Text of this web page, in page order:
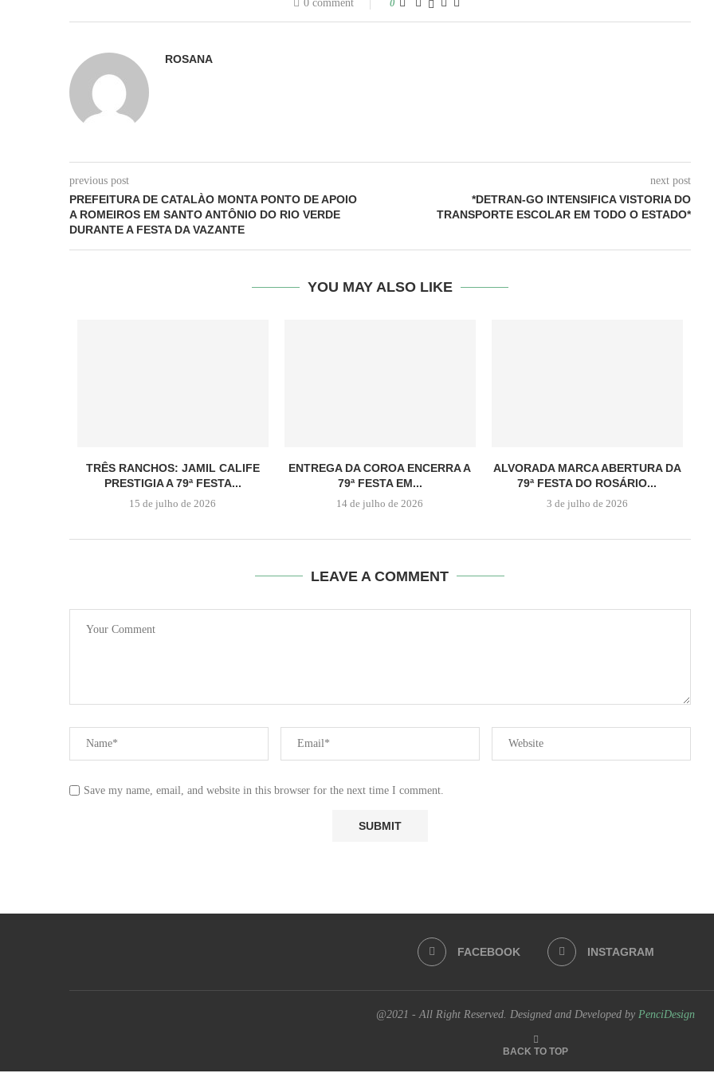
0 comment 0
ROSANA
previous post
PREFEITURA DE CATALÀO MONTA PONTO DE APOIO
A ROMEIROS EM SANTO ANTÔNIO DO RIO VERDE
DURANTE A FESTA DA VAZANTE
next post
*DETRAN-GO INTENSIFICA VISTORIA DO
TRANSPORTE ESCOLAR EM TODO O ESTADO*
YOU MAY ALSO LIKE
TRÊS RANCHOS: JAMIL CALIFE
PRESTIGIA A 79ª FESTA...
15 de julho de 2026
ENTREGA DA COROA ENCERRA A
79ª FESTA EM...
14 de julho de 2026
ALVORADA MARCA ABERTURA DA
79ª FESTA DO ROSÁRIO...
3 de julho de 2026
LEAVE A COMMENT
Save my name, email, and website in this browser for the next time I comment.
FACEBOOK INSTAGRAM
@2021 - All Right Reserved. Designed and Developed by PenciDesign
BACK TO TOP